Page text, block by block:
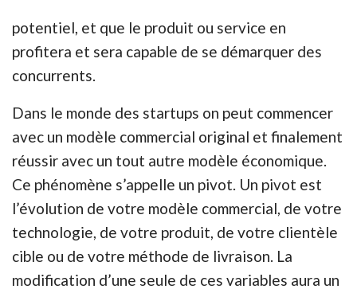
potentiel, et que le produit ou service en
profitera et sera capable de se démarquer des
concurrents.
Dans le monde des startups on peut commencer
avec un modèle commercial original et finalement
réussir avec un tout autre modèle économique.
Ce phénomène s’appelle un pivot. Un pivot est
l’évolution de votre modèle commercial, de votre
technologie, de votre produit, de votre clientèle
cible ou de votre méthode de livraison. La
modification d’une seule de ces variables aura un